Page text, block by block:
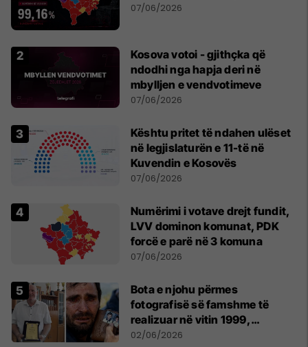
07/06/2026
Kosova votoi - gjithçka që
ndodhi nga hapja deri në
mbylljen e vendvotimeve
07/06/2026
Kështu pritet të ndahen ulëset
në legjislaturën e 11-të në
Kuvendin e Kosovës
07/06/2026
Numërimi i votave drejt fundit,
LVV dominon komunat, PDK
forcë e parë në 3 komuna
07/06/2026
Bota e njohu përmes
fotografisë së famshme të
realizuar në vitin 1999,
pensionohet Xajë Mustafa
02/06/2026